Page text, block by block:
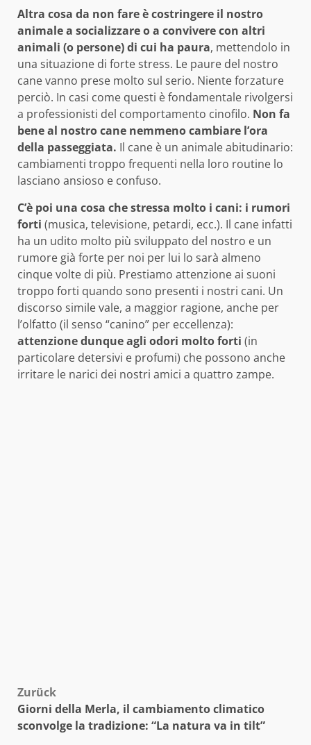
Altra cosa da non fare è costringere il nostro
animale a socializzare o a convivere con altri
animali (o persone) di cui ha paura, mettendolo in
una situazione di forte stress. Le paure del nostro
cane vanno prese molto sul serio. Niente forzature
perciò. In casi come questi è fondamentale rivolgersi
a professionisti del comportamento cinofilo. Non fa
bene al nostro cane nemmeno cambiare l’ora
della passeggiata. Il cane è un animale abitudinario:
cambiamenti troppo frequenti nella loro routine lo
lasciano ansioso e confuso.
C’è poi una cosa che stressa molto i cani: i rumori
forti (musica, televisione, petardi, ecc.). Il cane infatti
ha un udito molto più sviluppato del nostro e un
rumore già forte per noi per lui lo sarà almeno
cinque volte di più. Prestiamo attenzione ai suoni
troppo forti quando sono presenti i nostri cani. Un
discorso simile vale, a maggior ragione, anche per
l’olfatto (il senso “canino” per eccellenza):
attenzione dunque agli odori molto forti (in
particolare detersivi e profumi) che possono anche
irritare le narici dei nostri amici a quattro zampe.
Beitragsnavigation
Zurück
Giorni della Merla, il cambiamento climatico
sconvolge la tradizione: “La natura va in tilt”